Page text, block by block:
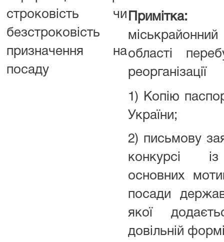
строковість чи
безстроковість
призначення на
посаду
Примітка:
області
реорганізації
1) Копію
України;
2) письмову
конкурсі
основних
посади
якої
довільній